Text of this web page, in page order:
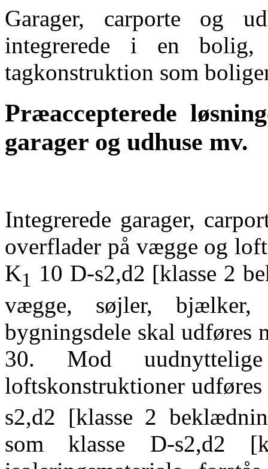
Garager, carporte og
integrerede i en
tagkonstruktion som
Præaccepterede
garager og udhuse mv.
Integrerede garager,
overflader på vægge og
K1 10 D-s2,d2 [klasse 2
vægge, søjler, bjælker,
bygningsdele skal udføres
30. Mod
loftskonstruktioner
s2,d2 [klasse 2
som klasse D-s2,d2